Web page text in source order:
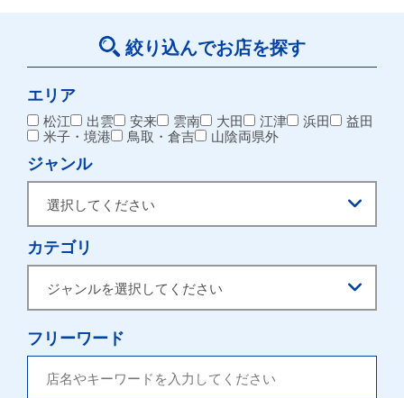
絞り込んでお店を探す
エリア
松江 出雲 安来 雲南 大田 江津 浜田
益田
米子・境港
鳥取・倉吉 山陰両県外
ジャンル
カテゴリ
フリーワード